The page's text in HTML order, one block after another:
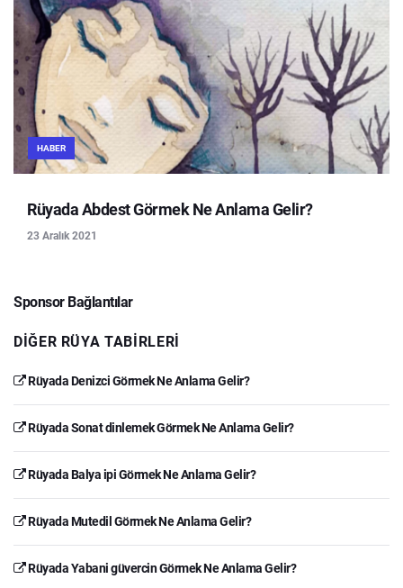
HABER
Rüyada Abdest Görmek Ne Anlama Gelir?
23 Aralık 2021
Sponsor Bağlantılar
DIĞER RÜYA TABIRLERI
Rüyada Denizci Görmek Ne Anlama Gelir?
Rüyada Sonat dinlemek Görmek Ne Anlama Gelir?
Rüyada Balya ipi Görmek Ne Anlama Gelir?
Rüyada Mutedil Görmek Ne Anlama Gelir?
Rüyada Yabani güvercin Görmek Ne Anlama Gelir?